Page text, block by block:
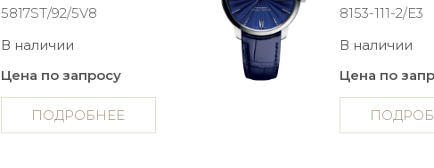
5817ST/92/5V8
В наличии
Цена по запросу
ПОДРОБНЕЕ
8153-111-2/E3
В наличии
Цена по